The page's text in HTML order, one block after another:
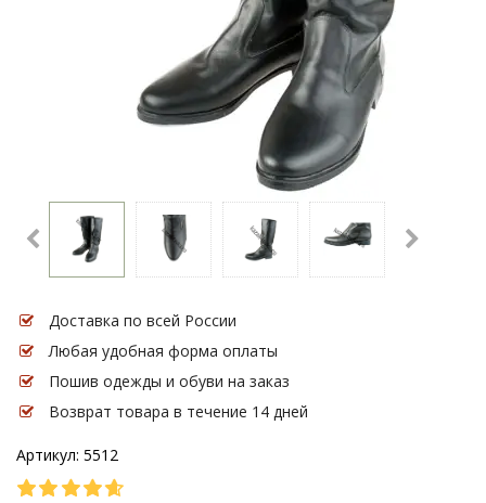
Доставка по всей России
Любая удобная форма оплаты
Пошив одежды и обуви на заказ
Возврат товара в течение 14 дней
Артикул: 5512